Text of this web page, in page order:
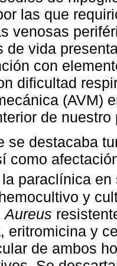
las que
venosas
de vida
con
dificultad
(AVM)
de nuestro
se destacaba
como
paraclínica
y
Aureus
eritromicina y
de ambos